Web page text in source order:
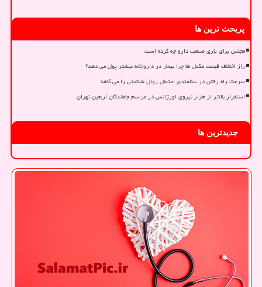
پربحث ترین ها
مجلس برای یاری صنعت دارو چه کرده است
راز اختلاف قیمت مکمل ها چرا بیمار در داروخانه بیشتر پول می دهد؟
سرعت راه رفتن در سالمندی احتمال زوال شناختی را می کاهد
استقرار بالاتر از هزار نیروی اورژانس در مراسم جاماندگان اربعین تهران
جدیدترین ها